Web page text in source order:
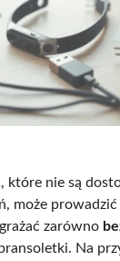
, które nie są
może
zarówno
Na